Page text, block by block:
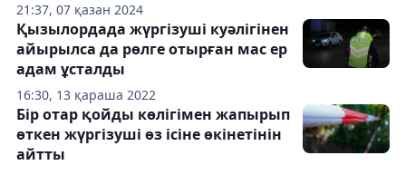
21:37, 07 қазан 2024
16:30, 13 қараша 2022
Қызылордада жүргізуші куәлігінен
айырылса да рөлге отырған мас ер
адам ұсталды
Бір отар қойды көлігімен жапырып
өткен жүргізуші өз ісіне өкінетінін
айтты